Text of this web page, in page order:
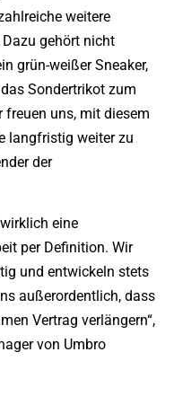
weitere
gehört nicht
grün-weißer Sneaker,
Sondertrikot zum
freuen uns, mit diesem
langfristig weiter zu
der
eine
per Definition. Wir
und entwickeln stets
außerordentlich, dass
Vertrag verlängern“,
von Umbro